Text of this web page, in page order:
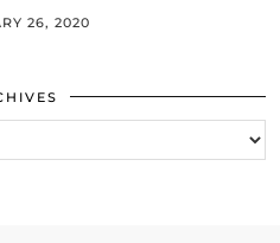
26, 2020